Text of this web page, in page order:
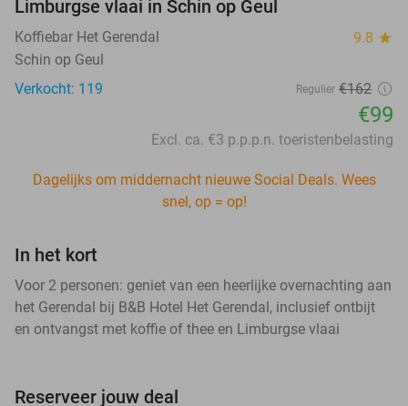
Limburgse vlaai in Schin op Geul
Koffiebar Het Gerendal 9.8 star
Schin op Geul
Verkocht: 119
Regulier €162
€99
Excl. ca. €3 p.p.p.n. toeristenbelasting
Dagelijks om middernacht nieuwe Social Deals. Wees
snel, op = op!
In het kort
Voor 2 personen: geniet van een heerlijke overnachting aan
het Gerendal bij B&B Hotel Het Gerendal, inclusief ontbijt
en ontvangst met koffie of thee en Limburgse vlaai
Reserveer jouw deal